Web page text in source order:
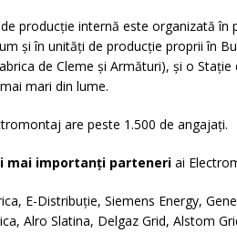
producţie internă este organizată în
și în unităţi de producţie proprii în
de Cleme și Armături), și o
mari din lume.
are peste 1.500 de angajați.
mai importanți parteneriai
E-Distribuție, Siemens Energy,
Alro Slatina, Delgaz Grid, Alstom